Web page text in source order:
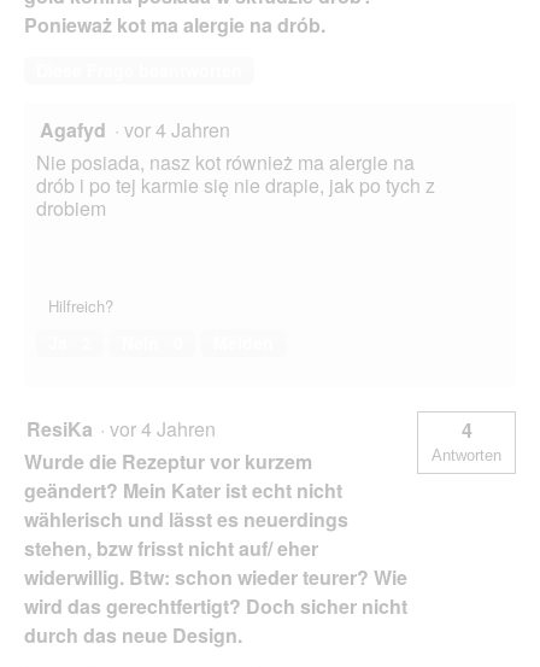
Ponieważ kot ma alergie na drób.
Agafyd · vor 4 Jahren
Nie posiada, nasz kot również ma alergie na
drób i po tej karmie się nie drapie, jak po tych z
drobiem
Hilfreich?
ResiKa · vor 4 Jahren
Wurde die Rezeptur vor kurzem
geändert? Mein Kater ist echt nicht
wählerisch und lässt es neuerdings
stehen, bzw frisst nicht auf/ eher
widerwillig. Btw: schon wieder teurer? Wie
wird das gerechtfertigt? Doch sicher nicht
durch das neue Design.
4
Antworten